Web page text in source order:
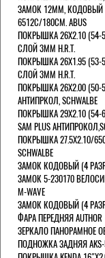
ЗАМОК 12ММ, КОДОВЫЙ
6512C/180СМ. ABUS
ПОКРЫШКА 26X2.10 (54-
СЛОЙ 3ММ H.R.T.
ПОКРЫШКА 26X1.95
СЛОЙ 3ММ H.R.T.
ПОКРЫШКА 26X2.00 (50-
АНТИПРКОЛ, SCHWALBE
ПОКРЫШКА 29X2.10 (54-
SAM PLUS
ПОКРЫШКА 27.5X2.10/
SCHWALBE
ЗАМОК КОДОВЫЙ (4
ЗАМОК 5-230170
M-WAVE
ЗАМОК КОДОВЫЙ (4
ФАРА ПЕРЕДНЯЯ AUTHOR
ЗЕРКАЛО ПАНОРАМНОЕ
ПОДНОЖКА ЗАДНЯЯ AKS-